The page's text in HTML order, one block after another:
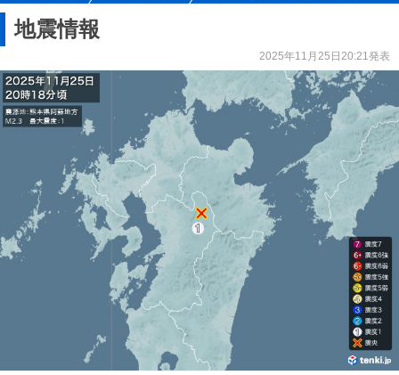
地震情報
2025年11月25日20:21発表